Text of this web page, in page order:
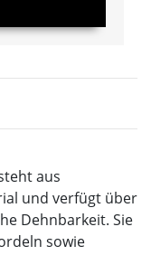
aus
und verfügt über
Dehnbarkeit. Sie
sowie